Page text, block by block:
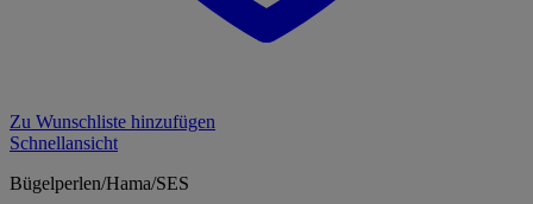
Zu Wunschliste hinzufügen
Schnellansicht
Bügelperlen/Hama/SES